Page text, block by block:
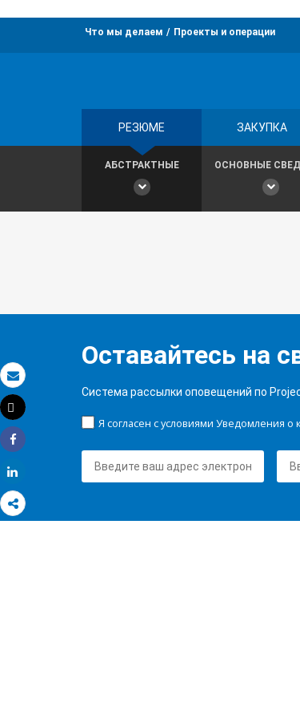
Электронная почта
Распечатать
Tweet
Share
Что мы делаем Проекты и операции
РЕЗЮМЕ ЗАКУПКА
АБСТРАКТНЫЕ ОСНОВНЫЕ
Оставайтесь на
Система рассылки оповещений по
Я согласен с условиями Уведомления